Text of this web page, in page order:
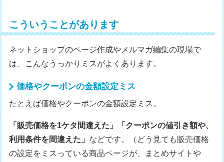
こういうことがあります
ネットショップのページ作成やメルマガ編集の現場で
は、こんなうっかりミスがよくあります。
価格やクーポンの金額設定ミス
たとえば価格やクーポンの金額設定ミス。
「販売価格を1ケタ間違えた」「クーポンの値引き額や、
利用条件を間違えた」 などです。（どう見ても販売価格
の設定をミスっている商品ページが、まとめサイトや